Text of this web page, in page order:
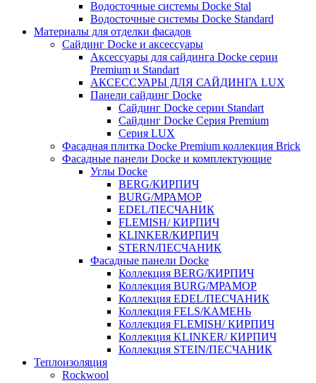
Водосточные системы Docke Stal
Водосточные системы Docke Standard
Материалы для отделки фасадов
Сайдинг Docke и аксессуары
Аксессуары для сайдинга Docke серии
Premium и Standart
АКСЕССУАРЫ ДЛЯ САЙДИНГА LUX
Панели сайдинг Docke
Cайдинг Docke серии Standart
Сайдинг Docke Серия Premium
Серия LUX
Фасадная плитка Docke Premium коллекция Brick
Фасадные панели Docke и комплектующие
Углы Docke
BERG/КИРПИЧ
BURG/МРАМОР
EDEL/ПЕСЧАНИК
FLEMISH/ КИРПИЧ
KLINKER/КИРПИЧ
STERN/ПЕСЧАНИК
Фасадные панели Docke
Коллекция BERG/КИРПИЧ
Коллекция BURG/МРАМОР
Коллекция EDEL/ПЕСЧАНИК
Коллекция FELS/КАМЕНЬ
Коллекция FLEMISH/ КИРПИЧ
Коллекция KLINKER/ КИРПИЧ
Коллекция STEIN/ПЕСЧАНИК
Теплоизоляция
Rockwool